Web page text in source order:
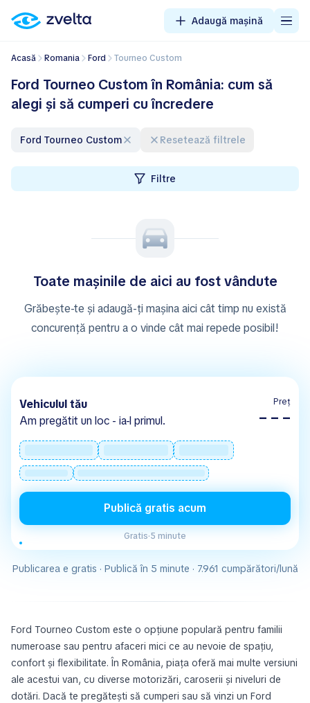
Adaugă mașină
Acasă Romania Ford Tourneo Custom
Ford Tourneo Custom în România: cum să
alegi și să cumperi cu încredere
Ford Tourneo Custom Resetează filtrele
Filtre
Toate mașinile de aici au fost vândute
Grăbește-te și adaugă-ți mașina aici cât timp nu există
concurență pentru a o vinde cât mai repede posibil!
Vehiculul tău
Am pregătit un loc - ia-l primul.
Preț
– – –
Publică gratis acum
Gratis·5 minute
Publicarea e gratis · Publică în 5 minute · 7.961 cumpărători/lună
Ford Tourneo Custom este o opțiune populară pentru familii
numeroase sau pentru afaceri mici ce au nevoie de spațiu,
confort și flexibilitate. În România, piața oferă mai multe versiuni
ale acestui van, cu diverse motorizări, caroserii și niveluri de
dotări. Dacă te pregătești să cumperi sau să vinzi un Ford